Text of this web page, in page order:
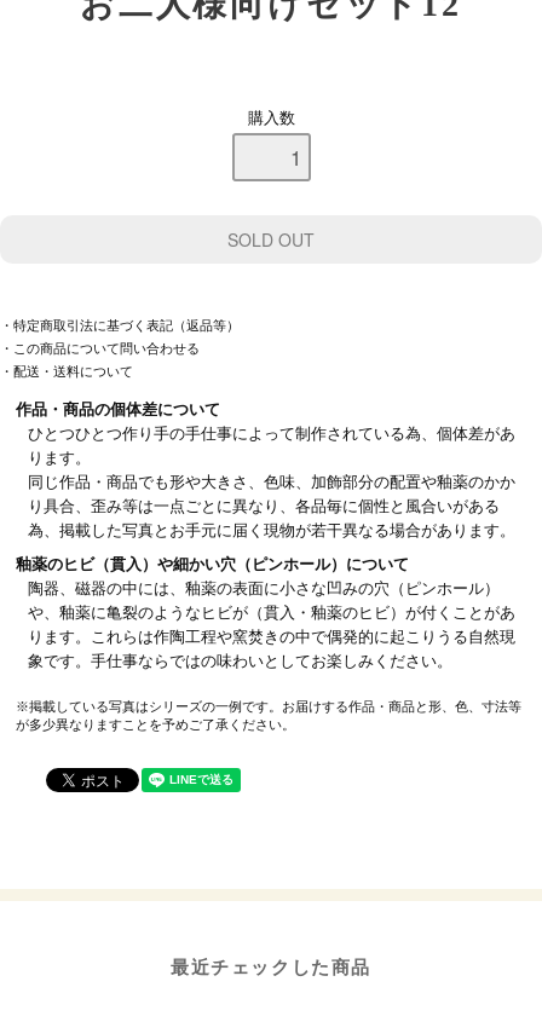
購入数
・特定商取引法に基づく表記（返品等）
・この商品について問い合わせる
・配送・送料について
作品・商品の個体差について
ひとつひとつ作り手の手仕事によって制作されている為、個体差があ
ります。
同じ作品・商品でも形や大きさ、色味、加飾部分の配置や釉薬のかか
り具合、歪み等は一点ごとに異なり、各品毎に個性と風合いがある
為、掲載した写真とお手元に届く現物が若干異なる場合があります。
釉薬のヒビ（貫入）や細かい穴（ピンホール）について
陶器、磁器の中には、釉薬の表面に小さな凹みの穴（ピンホール）
や、釉薬に亀裂のようなヒビが（貫入・釉薬のヒビ）が付くことがあ
ります。これらは作陶工程や窯焚きの中で偶発的に起こりうる自然現
象です。手仕事ならではの味わいとしてお楽しみください。
※掲載している写真はシリーズの一例です。お届けする作品・商品と形、色、寸法等
が多少異なりますことを予めご了承ください。
最近チェックした商品